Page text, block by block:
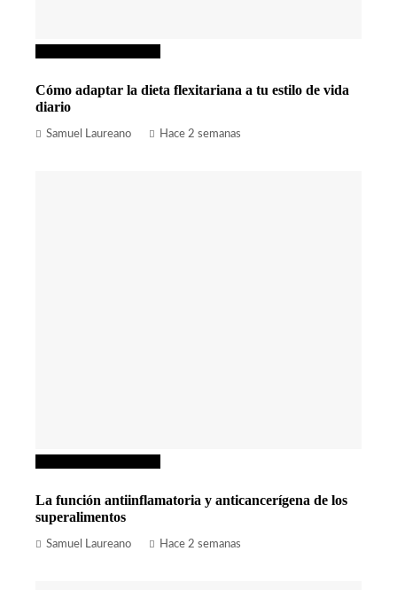
Cómo adaptar la dieta flexitariana a tu estilo de vida
diario
Samuel Laureano Hace 2 semanas
La función antiinflamatoria y anticancerígena de los
superalimentos
Samuel Laureano Hace 2 semanas